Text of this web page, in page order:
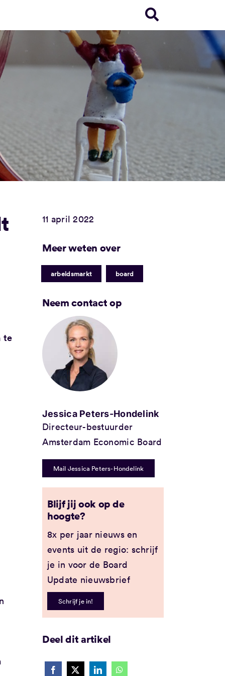
te
11 april 2022
Meer weten over
arbeidsmarkt board
Neem contact op
Jessica Peters-Hondelink
Directeur-bestuurder
Amsterdam Economic Board
Mail Jessica Peters-Hondelink
Blijf jij ook op de
hoogte?
8x per jaar nieuws en
events uit de regio: schrijf
je in voor de Board
Update nieuwsbrief
Schrijf je in!
Deel dit artikel